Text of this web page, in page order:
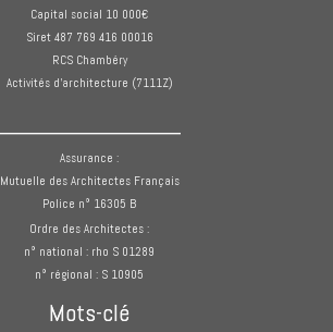
Capital social 10 000€
Siret 487 769 416 00016
RCS Chambéry
Activités d'architecture (7111Z)
Assurance :
Mutuelle des Architectes Français
Police n° 16305 B
Ordre des Architectes :
n° national : rho S 01289
n° régional : S 10905
Mots-clé